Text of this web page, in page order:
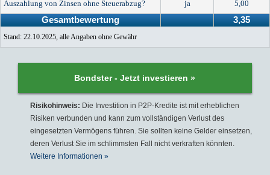
Auszahlung von Zinsen ohne Steuerabzug? ja 5,00
Gesamtbewertung 3,35
Stand: 22.10.2025, alle Angaben ohne Gewähr
Bondster - Jetzt investieren »
Risikohinweis: Die Investition in P2P-Kredite ist mit erheblichen
Risiken verbunden und kann zum vollständigen Verlust des
eingesetzten Vermögens führen. Sie sollten keine Gelder einsetzen,
deren Verlust Sie im schlimmsten Fall nicht verkraften könnten.
Weitere Informationen »